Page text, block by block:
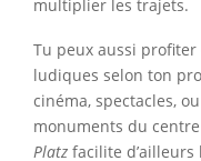
multiplier les trajets.
Tu peux aussi
ludiques selon ton
cinéma, spectacles,
monuments du
Platz facilite d’ailleurs